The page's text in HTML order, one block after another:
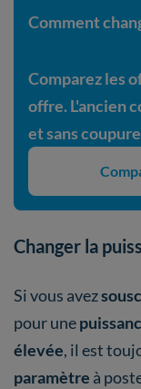
Comment
Comparez les
offre. L'ancien
et sans
Changer la
Si vous avez
pour une
élevée, il est
paramètre à